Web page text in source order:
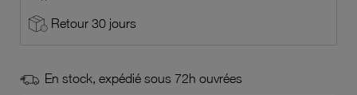
Retour 30 jours
En stock, expédié sous 72h ouvrées